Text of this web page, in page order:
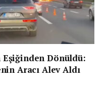
Eşiğinden Dönüldü:
Aracı Alev Aldı